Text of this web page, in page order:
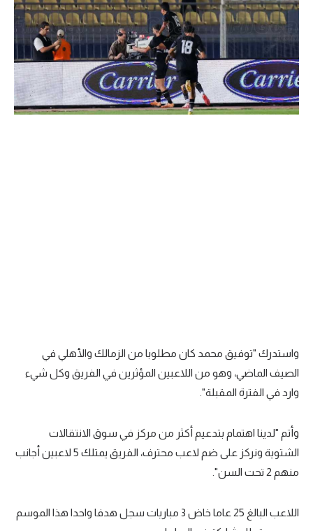
واستدرك "توفيق محمد كان مطلوبا من الزمالك والأهلي في
الصيف الماضي، وهو من اللاعبين المؤثرين في الفريق وكل شيء
وارد في الفترة المقبلة".
وأتم "لدينا اهتمام بتدعيم أكثر من مركز في سوق الانتقالات
الشتوية ونركز على ضم لاعب محترف، الفريق يمتلك 5 لاعبين أجانب
منهم 2 تحت السن".
اللاعب البالغ 25 عاما خاض 3 مباريات سجل هدفا واحدا هذا الموسم